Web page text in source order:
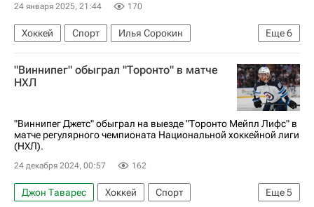
24 января 2025, 21:44 170
Еще6
Хоккей Спорт
Илья Сорокин
Семён Варламов
Ник Ледди
Нью-Йорк Айлендерс
Колорадо Эвеланш
Национальная хоккейная лига (НХЛ)
"Виннипег" обыграл "Торонто" в матче
НХЛ
"Виннипег Джетс" обыграл на выезде "Торонто Мейпл Лифс" в
матче регулярного чемпионата Национальной хоккейной лиги
(НХЛ).
24 декабря 2024, 00:57 162
Еще5
Джон Таварес Хоккей
Спорт